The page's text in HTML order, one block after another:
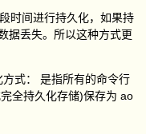
时间进行持久化，如果持
据丢失。所以这种方式更
式： 是指所有的命令行
全持久化存储)保存为 ao